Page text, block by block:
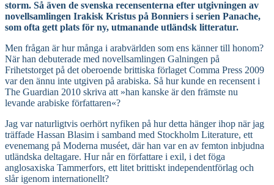
storm. Så även de svenska recensenterna efter utgivningen av
novellsamlingen Irakisk Kristus på Bonniers i serien Panache,
som ofta gett plats för ny, utmanande utländsk litteratur.
Men frågan är hur många i arabvärlden som ens känner till honom?
När han debuterade med novellsamlingen Galningen på
Frihetstorget på det oberoende brittiska förlaget Comma Press 2009
var den ännu inte utgiven på arabiska. Så hur kunde en recensent i
The Guardian 2010 skriva att »han kanske är den främste nu
levande arabiske författaren«?
Jag var naturligtvis oerhört nyfiken på hur detta hänger ihop när jag
träffade Hassan Blasim i samband med Stockholm Literature, ett
evenemang på Moderna muséet, där han var en av femton inbjudna
utländska deltagare. Hur når en författare i exil, i det föga
anglosaxiska Tammerfors, ett litet brittiskt independentförlag och
slår igenom internationellt?